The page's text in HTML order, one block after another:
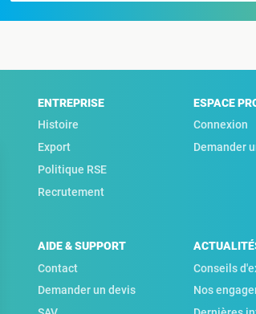
ENTREPRISE
Histoire
Export
Politique RSE
Recrutement
ESPACE
Connexion
Demander
AIDE & SUPPORT
Contact
Demander un devis
Conseils
Nos